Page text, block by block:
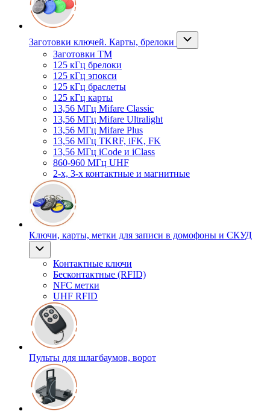
Заготовки ключей. Карты, брелоки
Заготовки ТМ
125 кГц брелоки
125 кГц эпокси
125 кГц браслеты
125 кГц карты
13,56 МГц Mifare Classic
13,56 МГц Mifare Ultralight
13,56 МГц Mifare Plus
13,56 МГц TKRF, iFK, FK
13,56 МГц iCode и iClass
860-960 МГц UHF
2-х, 3-х контактные и магнитные
Ключи, карты, метки для записи в домофоны и СКУД
Контактные ключи
Бесконтактные (RFID)
NFC метки
UHF RFID
Пульты для шлагбаумов, ворот